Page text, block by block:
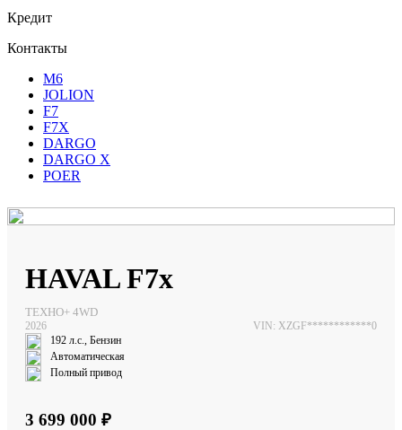
Кредит
Контакты
M6
JOLION
F7
F7X
DARGO
DARGO X
POER
HAVAL F7x
ТЕХНО+ 4WD
2026
VIN: XZGF************0
192 л.с., Бензин
Автоматическая
Полный привод
3 699 000 ₽